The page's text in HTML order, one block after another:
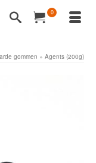
0
gommen » Agents (200g)